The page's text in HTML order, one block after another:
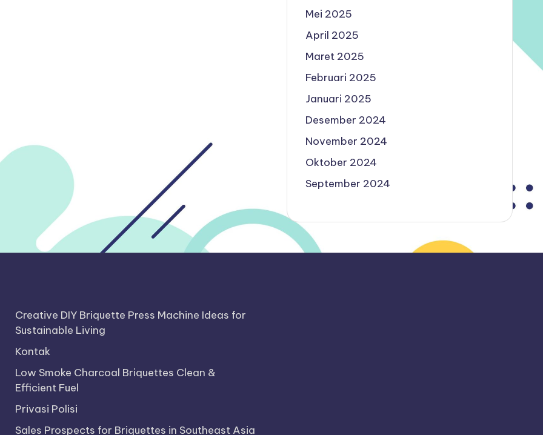
Mei 2025
April 2025
Maret 2025
Februari 2025
Januari 2025
Desember 2024
November 2024
Oktober 2024
September 2024
Creative DIY Briquette Press Machine Ideas for
Sustainable Living
Kontak
Low Smoke Charcoal Briquettes Clean &
Efficient Fuel
Privasi Polisi
Sales Prospects for Briquettes in Southeast Asia